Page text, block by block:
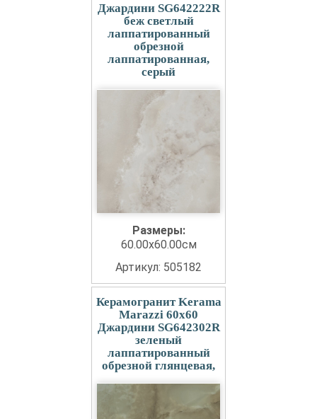
Джардини SG642222R
беж светлый
лаппатированный
обрезной
лаппатированная,
серый
Размеры:
60.00x60.00см
Артикул: 505182
Керамогранит Kerama
Marazzi 60x60
Джардини SG642302R
зеленый
лаппатированный
обрезной глянцевая,